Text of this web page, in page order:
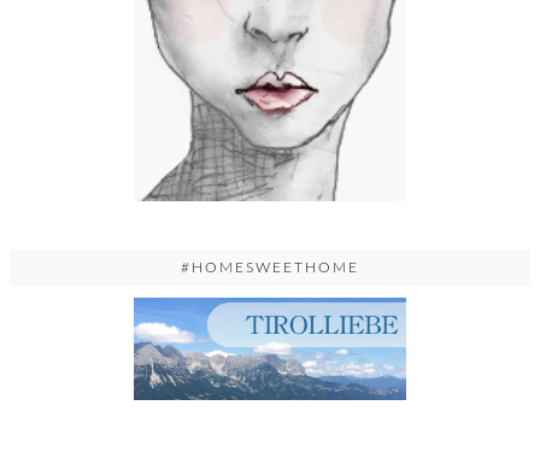
#HOMESWEETHOME